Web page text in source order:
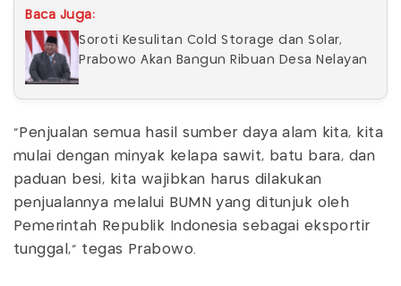
Baca Juga:
Soroti Kesulitan Cold Storage dan Solar,
Prabowo Akan Bangun Ribuan Desa Nelayan
"Penjualan semua hasil sumber daya alam kita, kita
mulai dengan minyak kelapa sawit, batu bara, dan
paduan besi, kita wajibkan harus dilakukan
penjualannya melalui BUMN yang ditunjuk oleh
Pemerintah Republik Indonesia sebagai eksportir
tunggal," tegas Prabowo.